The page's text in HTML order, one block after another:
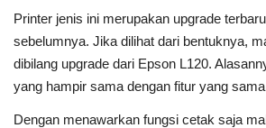
Printer jenis ini merupakan upgrade
sebelumnya. Jika dilihat dari bentuknya,
dibilang upgrade dari Epson L120.
yang hampir sama dengan fitur yang
Dengan menawarkan fungsi cetak saja